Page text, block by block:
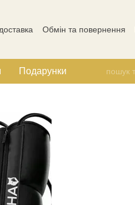
Обмін та повернення
Подарунки